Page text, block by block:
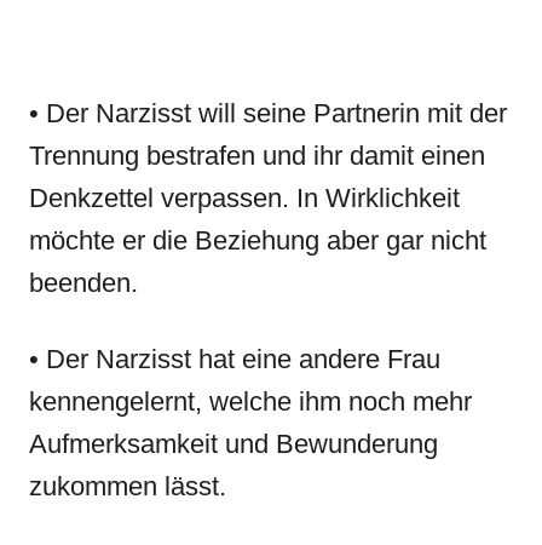
• Der Narzisst will seine Partnerin mit der
Trennung bestrafen und ihr damit einen
Denkzettel verpassen. In Wirklichkeit
möchte er die Beziehung aber gar nicht
beenden.
• Der Narzisst hat eine andere Frau
kennengelernt, welche ihm noch mehr
Aufmerksamkeit und Bewunderung
zukommen lässt.